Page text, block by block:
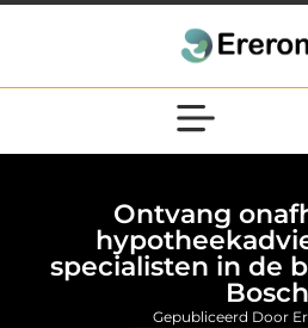
Ontvang
specialisten in de
Bosch
Gepubliceerd Door